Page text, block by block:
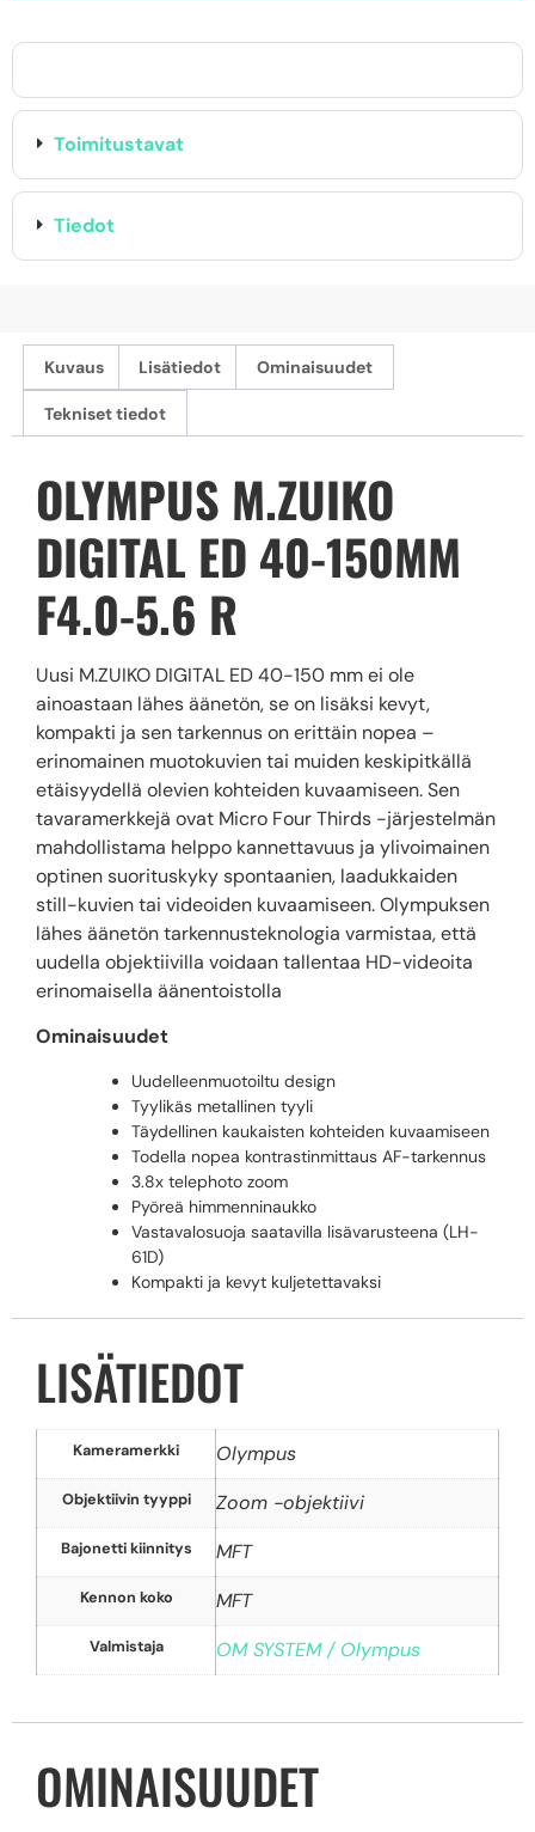
Toimitustavat
Tiedot
Kuvaus Lisätiedot Ominaisuudet
Tekniset tiedot
OLYMPUS M.ZUIKO
DIGITAL ED 40-150MM
F4.0-5.6 R
Uusi M.ZUIKO DIGITAL ED 40-150 mm ei ole
ainoastaan lähes äänetön, se on lisäksi kevyt,
kompakti ja sen tarkennus on erittäin nopea –
erinomainen muotokuvien tai muiden keskipitkällä
etäisyydellä olevien kohteiden kuvaamiseen. Sen
tavaramerkkejä ovat Micro Four Thirds -järjestelmän
mahdollistama helppo kannettavuus ja ylivoimainen
optinen suorituskyky spontaanien, laadukkaiden
still-kuvien tai videoiden kuvaamiseen. Olympuksen
lähes äänetön tarkennusteknologia varmistaa, että
uudella objektiivilla voidaan tallentaa HD-videoita
erinomaisella äänentoistolla
Ominaisuudet
Uudelleenmuotoiltu design
Tyylikäs metallinen tyyli
Täydellinen kaukaisten kohteiden kuvaamiseen
Todella nopea kontrastinmittaus AF-tarkennus
3.8x telephoto zoom
Pyöreä himmenninaukko
Vastavalosuoja saatavilla lisävarusteena (LH-
61D)
Kompakti ja kevyt kuljetettavaksi
LISÄTIEDOT
Kameramerkki Olympus
Objektiivin tyyppi Zoom -objektiivi
Bajonetti kiinnitys MFT
Kennon koko MFT
Valmistaja OM SYSTEM / Olympus
OMINAISUUDET